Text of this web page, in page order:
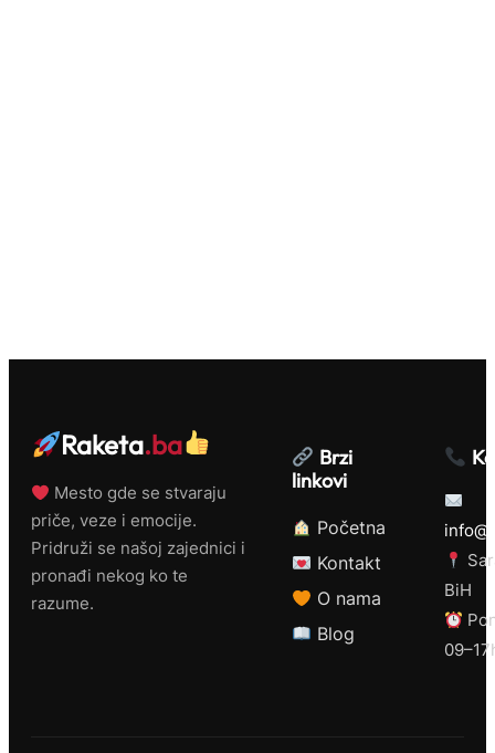
Raketa.ba
Mesto gde se stvaraju
priče, veze i emocije.
Pridruži se našoj zajednici i
pronađi nekog ko te
razume.
Brzi
linkovi
Početna
Kontakt
O nama
Blog
BiH